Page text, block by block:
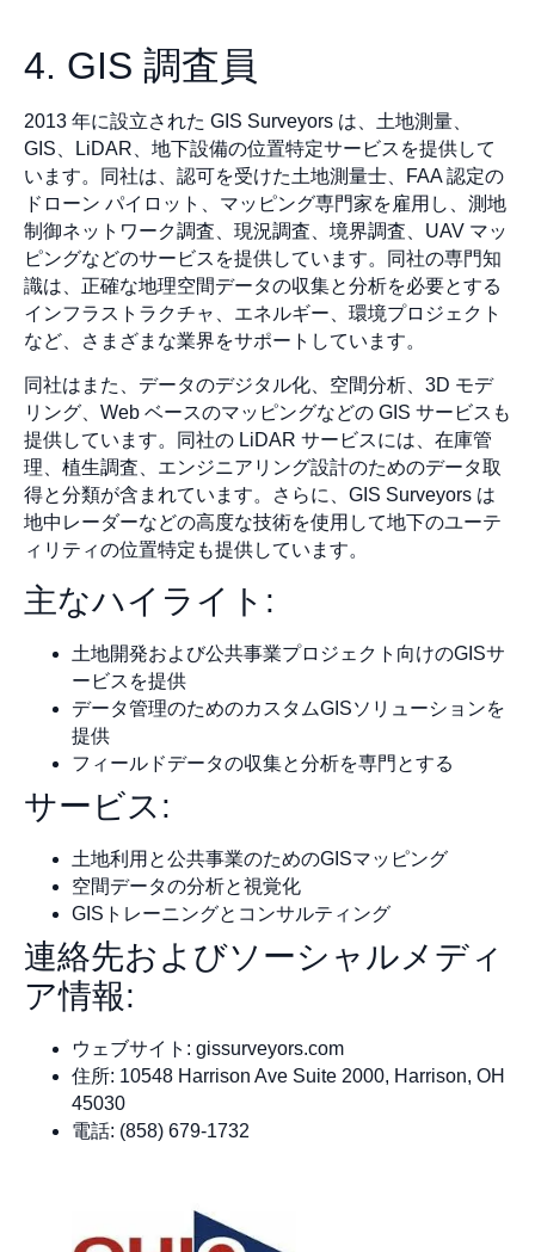
4. GIS 調査員
2013 年に設立された GIS Surveyors は、土地測量、
GIS、LiDAR、地下設備の位置特定サービスを提供して
います。同社は、認可を受けた土地測量士、FAA 認定の
ドローン パイロット、マッピング専門家を雇用し、測地
制御ネットワーク調査、現況調査、境界調査、UAV マッ
ピングなどのサービスを提供しています。同社の専門知
識は、正確な地理空間データの収集と分析を必要とする
インフラストラクチャ、エネルギー、環境プロジェクト
など、さまざまな業界をサポートしています。
同社はまた、データのデジタル化、空間分析、3D モデ
リング、Web ベースのマッピングなどの GIS サービスも
提供しています。同社の LiDAR サービスには、在庫管
理、植生調査、エンジニアリング設計のためのデータ取
得と分類が含まれています。さらに、GIS Surveyors は
地中レーダーなどの高度な技術を使用して地下のユーテ
ィリティの位置特定も提供しています。
主なハイライト:
土地開発および公共事業プロジェクト向けのGISサ
ービスを提供
データ管理のためのカスタムGISソリューションを
提供
フィールドデータの収集と分析を専門とする
サービス:
土地利用と公共事業のためのGISマッピング
空間データの分析と視覚化
GISトレーニングとコンサルティング
連絡先およびソーシャルメディ
ア情報:
ウェブサイト: gissurveyors.com
住所: 10548 Harrison Ave Suite 2000, Harrison, OH
45030
電話: (858) 679-1732